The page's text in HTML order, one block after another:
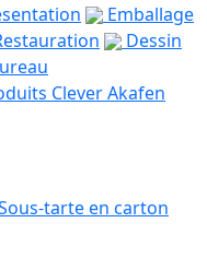
Emballage
Dessin
Clever Akafen
tarte en carton